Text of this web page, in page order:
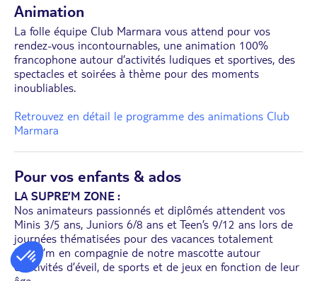
Animation
La folle équipe Club Marmara vous attend pour vos
rendez-vous incontournables, une animation 100%
francophone autour d’activités ludiques et sportives, des
spectacles et soirées à thème pour des moments
inoubliables.
Retrouvez en détail le programme des animations Club
Marmara
Pour vos enfants & ados
LA SUPRE’M ZONE :
Nos animateurs passionnés et diplômés attendent vos
Minis 3/5 ans, Juniors 6/8 ans et Teen’s 9/12 ans lors de
journées thématisées pour des vacances totalement
Supre’m en compagnie de notre mascotte autour
d’activités d’éveil, de sports et de jeux en fonction de leur